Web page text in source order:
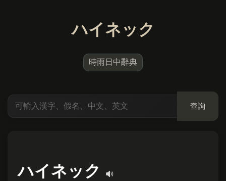
ハイネック
時雨日中辭典
查詢
ハイネック